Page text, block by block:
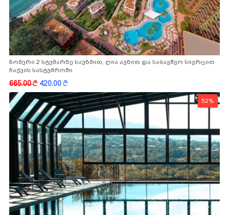
ნომერი 2 სტუმარზე საუზმით, ღია აუზით და საბავშვო სივრცით
ჩაქვის სასტუმროში
665.00k 420.00k
52%